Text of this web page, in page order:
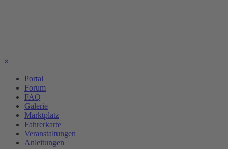
×
Portal
Forum
FAQ
Galerie
Marktplatz
Fahrerkarte
Veranstaltungen
Anleitungen